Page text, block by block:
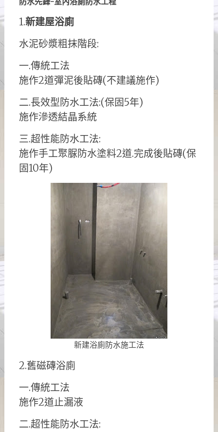
1.新建屋浴廁
水泥砂漿粗抹階段:
一.傳統工法
施作2道彈泥後貼磚(不建議施作)
二.長效型防水工法:(保固5年)
施作滲透結晶系統
三.超性能防水工法:
施作手工聚脲防水塗料2道.完成後貼磚(保
固10年)
新建浴廁防水施工法
2.舊磁磚浴廁
一.傳統工法
施作2道止漏液
二.超性能防水工法: